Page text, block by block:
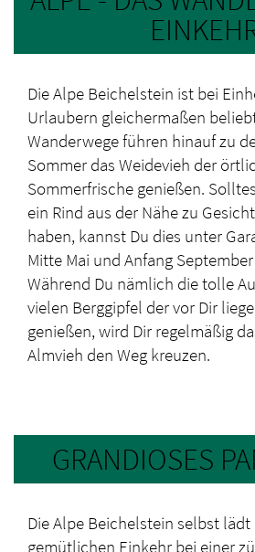
Die Alpe Beichelstein ist bei
Urlaubern gleichermaßen
Wanderwege führen hinauf zu
Sommer das Weidevieh der
Sommerfrische genießen.
ein Rind aus der Nähe zu
haben, kannst Du dies unter
Mitte Mai und Anfang
Während Du nämlich die tolle
vielen Berggipfel der vor Dir
genießen, wird Dir regelmäßig
Almvieh den Weg kreuzen.
GRANDIOSES
Die Alpe Beichelstein selbst lädt
gemütlichen Einkehr bei einer